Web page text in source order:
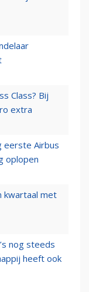
Class? Bij
extra
eerste Airbus
oplopen
kwartaal met
nog steeds
heeft ook